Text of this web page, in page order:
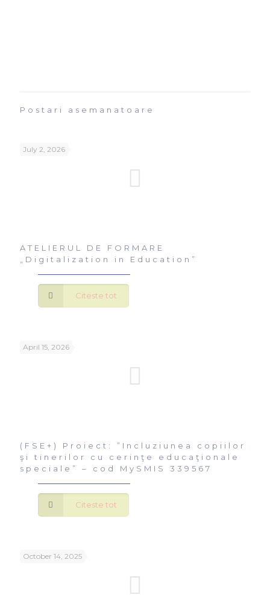
Postari asemanatoare
July 2, 2026
ATELIERUL DE FORMARE
„Digitalization in Education”
Citeste tot
April 15, 2026
(FSE+) Proiect: ”Incluziunea copiilor
şi tinerilor cu cerinţe educaţionale
speciale” – cod MySMIS 339567
Citeste tot
October 14, 2025